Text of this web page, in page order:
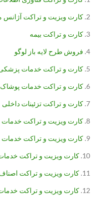
کارت ویزیت و تراکت آژانس
کارت و تراکت بیمه
فروش طرح لایه باز لوگو
کارت و تراکت خدمات
کارت و تراکت خدمات پوشاک
کارت و تراکت تزئینات داخلی
کارت ویزیت و تراکت
کارت ویزیت و تراکت
کارت ویزیت و تراکت
کارت ویزیت و تراکت
کارت ویزیت و تراکت